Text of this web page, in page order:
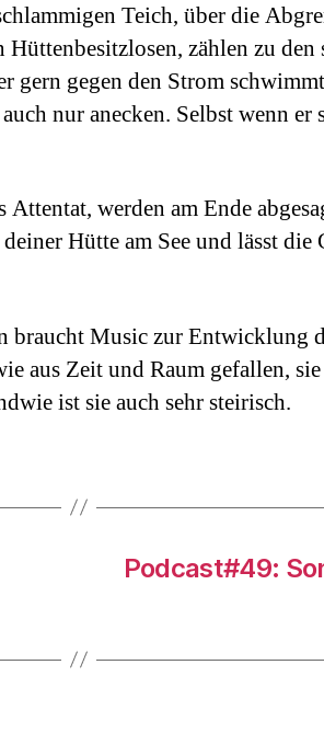
Teich, über die
zählen zu den
gern gegen den Strom
nur anecken. Selbst wenn er
werden am Ende
Hütte am See und lässt die
braucht Music zur Entwicklung
aus Zeit und Raum gefallen,
ist sie auch sehr steirisch.
Podcast#49: